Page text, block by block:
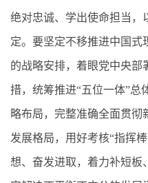
绝对忠诚、学出使命担当，
定。要坚定不移推进中国式
的战略安排，着眼党中央部
措，统筹推进“五位一体”总
略布局，完整准确全面贯
发展格局，用好考核“指挥
想、奋发进取，着力补短板